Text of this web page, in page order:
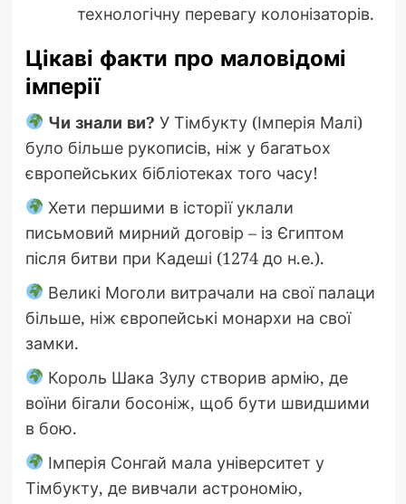
технологічну перевагу колонізаторів.
Цікаві факти про маловідомі
імперії
Чи знали ви? У Тімбукту (Імперія Малі)
було більше рукописів, ніж у багатьох
європейських бібліотеках того часу!
Хети першими в історії уклали
письмовий мирний договір – із Єгиптом
після битви при Кадеші (1274 до н.е.).
Великі Моголи витрачали на свої палаци
більше, ніж європейські монархи на свої
замки.
Король Шака Зулу створив армію, де
воїни бігали босоніж, щоб бути швидшими
в бою.
Імперія Сонгай мала університет у
Тімбукту, де вивчали астрономію,